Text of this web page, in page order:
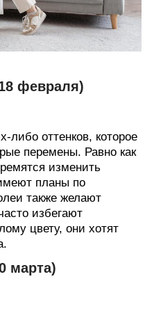
февраля)
либо оттенков, которое
перемены. Равно как
изменить
планы по
также желают
избегают
цвету, они хотят
марта)